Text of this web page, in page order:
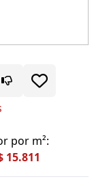
por m²:
15.811